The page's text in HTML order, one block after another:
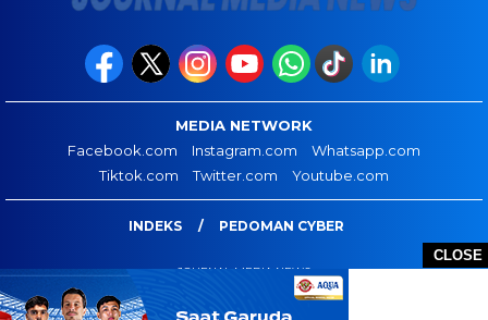
CLOSE
MEDIA NETWORK
Facebook.com
Instagram.com
Whatsapp.com
Tiktok.com
Twitter.com Youtube.com
INDEKS PEDOMAN CYBER
JOURNAL MEDIA NEWS